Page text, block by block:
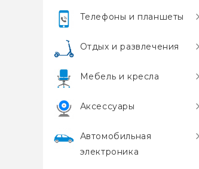
Телефоны и планшеты
Отдых и развлечения
Мебель и кресла
Аксессуары
Автомобильная
электроника